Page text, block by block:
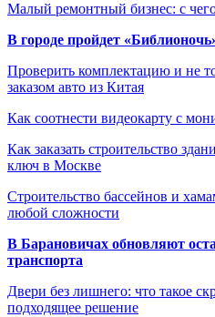
Малый ремонтный бизнес: с
В городе пройдет
Проверить комплектацию и не
заказом авто из Китая
Как соотнести видеокарту с
Как заказать строительство
ключ в Москве
Строительство бассейнов и
любой сложности
В Барановичах обновляют
транспорта
Двери без лишнего: что такое
подходящее решение